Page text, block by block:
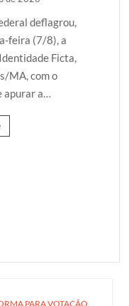
deflagrou,
feira (7/8), a
Ficta,
MA, com o
a…
PARA VOTAÇÃO